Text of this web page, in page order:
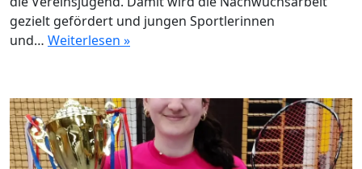
gezielt gefördert und jungen Sportlerinnen
und… Weiterlesen »